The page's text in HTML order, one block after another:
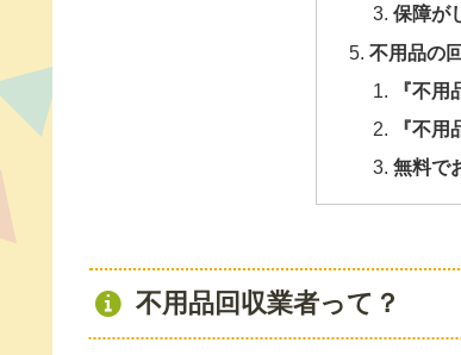
保障が
不用品の
『不
『不
無料で
不用品回収業者って？